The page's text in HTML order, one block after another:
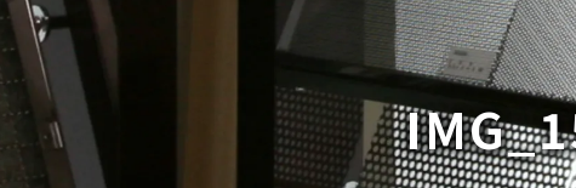
平織金網
平織金網網目一覧表
綾織金網
綾織金網網目一覧表
特殊線材メッシュ網目一覧
マグネステン
マグネステン 金網網目一覧表
平畳織金網
綾畳織金網
クリンプ織金網
ロッククリンプ織金網
フラットトップ織金網
トンキャップ織金網
タイロッド織金網
振動篩用金網について
JIS試験用ふるい
ワイヤーネットコンベヤー
菱形金網
亀甲金網
装飾用織金網
ワイヤーゲージ（線番）
織金網加工品